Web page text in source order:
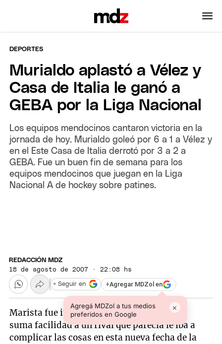
DEPORTES
Murialdo aplastó a Vélez y
Casa de Italia le ganó a
GEBA por la Liga Nacional
Los equipos mendocinos cantaron victoria en la
jornada de hoy. Murialdo goleó por 6 a 1 a Vélez y
en el Este Casa de Italia derrotó por 3 a 2 a
GEBA. Fue un buen fin de semana para los
equipos mendocinos que juegan en la Liga
Nacional A de hockey sobre patines.
REDACCIÓN MDZ
18 de agosto de 2007 · 22:08 hs
+Agregar MDZol en
Agregá MDZol a tus medios
preferidos en Google
×
+ Seguir en
Marista fue implacable para sacudirse con
suma facilidad a un rival que parecía le iba a
complicar las cosas en esta nueva fecha de la